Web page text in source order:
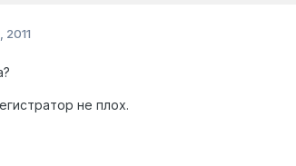
2011
не плох.